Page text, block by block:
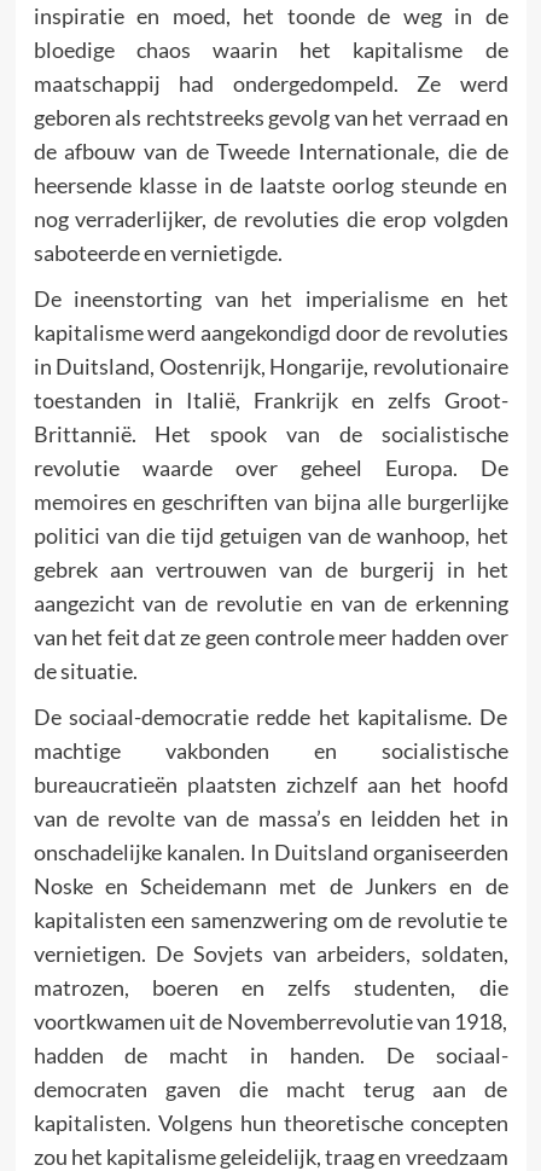
inspiratie en moed, het toonde de weg in de
bloedige chaos waarin het kapitalisme de
maatschappij had ondergedompeld. Ze werd
geboren als rechtstreeks gevolg van het verraad en
de afbouw van de Tweede Internationale, die de
heersende klasse in de laatste oorlog steunde en
nog verraderlijker, de revoluties die erop volgden
saboteerde en vernietigde.
De ineenstorting van het imperialisme en het
kapitalisme werd aangekondigd door de revoluties
in Duitsland, Oostenrijk, Hongarije, revolutionaire
toestanden in Italië, Frankrijk en zelfs Groot-
Brittannië. Het spook van de socialistische
revolutie waarde over geheel Europa. De
memoires en geschriften van bijna alle burgerlijke
politici van die tijd getuigen van de wanhoop, het
gebrek aan vertrouwen van de burgerij in het
aangezicht van de revolutie en van de erkenning
van het feit dat ze geen controle meer hadden over
de situatie.
De sociaal-democratie redde het kapitalisme. De
machtige vakbonden en socialistische
bureaucratieën plaatsten zichzelf aan het hoofd
van de revolte van de massa’s en leidden het in
onschadelijke kanalen. In Duitsland organiseerden
Noske en Scheidemann met de Junkers en de
kapitalisten een samenzwering om de revolutie te
vernietigen. De Sovjets van arbeiders, soldaten,
matrozen, boeren en zelfs studenten, die
voortkwamen uit de Novemberrevolutie van 1918,
hadden de macht in handen. De sociaal-
democraten gaven die macht terug aan de
kapitalisten. Volgens hun theoretische concepten
zou het kapitalisme geleidelijk, traag en vreedzaam